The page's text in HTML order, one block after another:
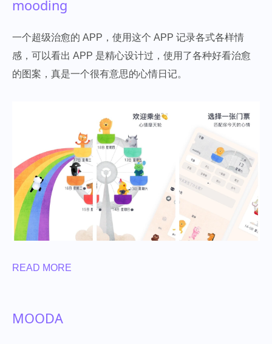
mooding
一个超级治愈的 APP，使用这个 APP 记录各式各样情
感，可以看出 APP 是精心设计过，使用了各种好看治愈
的图案，真是一个很有意思的心情日记。
READ MORE
MOODA